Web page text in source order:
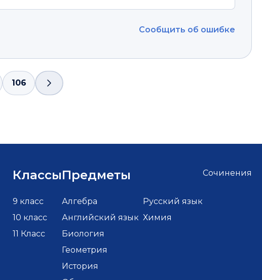
Сообщить об ошибке
106
Классы
9 класс
10 класс
11 Класс
Предметы
Алгебра
Английский язык
Биология
Геометрия
История
Русский язык
Химия
Сочинения